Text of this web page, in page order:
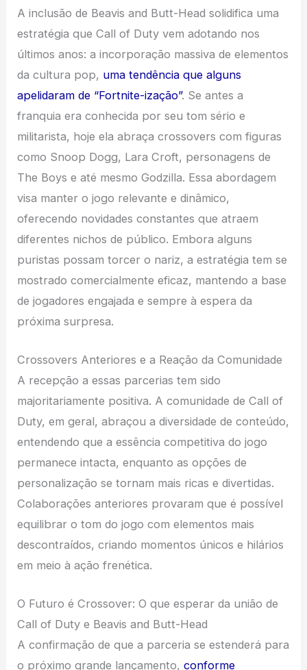
A inclusão de Beavis and Butt-Head solidifica uma
estratégia que Call of Duty vem adotando nos
últimos anos: a incorporação massiva de elementos
da cultura pop, uma tendência que alguns
apelidaram de “Fortnite-ização”. Se antes a
franquia era conhecida por seu tom sério e
militarista, hoje ela abraça crossovers com figuras
como Snoop Dogg, Lara Croft, personagens de
The Boys e até mesmo Godzilla. Essa abordagem
visa manter o jogo relevante e dinâmico,
oferecendo novidades constantes que atraem
diferentes nichos de público. Embora alguns
puristas possam torcer o nariz, a estratégia tem se
mostrado comercialmente eficaz, mantendo a base
de jogadores engajada e sempre à espera da
próxima surpresa.
Crossovers Anteriores e a Reação da Comunidade
A recepção a essas parcerias tem sido
majoritariamente positiva. A comunidade de Call of
Duty, em geral, abraçou a diversidade de conteúdo,
entendendo que a essência competitiva do jogo
permanece intacta, enquanto as opções de
personalização se tornam mais ricas e divertidas.
Colaborações anteriores provaram que é possível
equilibrar o tom do jogo com elementos mais
descontraídos, criando momentos únicos e hilários
em meio à ação frenética.
O Futuro é Crossover: O que esperar da união de
Call of Duty e Beavis and Butt-Head
A confirmação de que a parceria se estenderá para
o próximo grande lançamento,conforme